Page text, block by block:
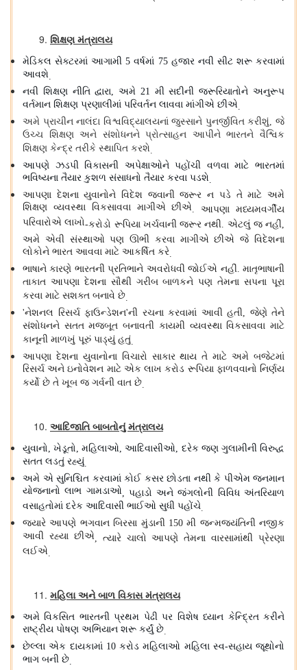
શિક્ષણ મંત્રાલય
મેડિકલ સેક્ટરમાં આગામી5વર્ષમાં 75 હજાર નવી સીટ શરૂ કરવામાં
આવશે.
નવી શિક્ષણ નીતિ દ્વારા,અમે 21 મી સદીની જરૂરિયાતોને અનુરૂપ
વર્તમાન શિક્ષણ પ્રણાલીમાં પરિવર્તન લાવવા માંગીએ છીએ.
અમે પ્રાચીન નાલંદા વિશ્વવિદ્યાલયનાં જુસ્સાને પુનર્જીવિત કરીશું,જે
ઉચ્ચ શિક્ષણ અને સંશોધનને પ્રોત્સાહન આપીને ભારતને વૈશ્વિક
શિક્ષણ કેન્દ્ર તરીકે સ્થાપિત કરશે.
આપણે ઝડપી વિકાસની અપેક્ષાઓને પહોંચી વળવા માટે ભારતમાં
ભવિષ્યના તૈયાર કુશળ સંસાધનો તૈયાર કરવા પડશે.
આપણા દેશના યુવાનોને વિદેશ જવાની જરૂર ન પડે તે માટે અમે
શિક્ષણ વ્યવસ્થા વિકસાવવા માગીએ છીએ.આપણા મધ્યમવર્ગીય
પરિવારોએ લાખો-કરોડો રૂપિયા ખર્ચવાની જરૂર નથી. એટલું જ નહીં,
અમે એવી સંસ્થાઓ પણ ઊભી કરવા માગીએ છીએ જે વિદેશના
લોકોને ભારત આવવા માટે આકર્ષિત કરે.
ભાષાને કારણે ભારતની પ્રતિભાને અવરોધવી જોઈએ નહીં.માતૃભાષાની
તાકાત આપણા દેશના સૌથી ગરીબ બાળકને પણ તેમના સપના પૂરા
કરવા માટે સશક્ત બનાવે છે.
'નેશનલ રિસર્ચ ફાઉન્ડેશન'ની રચના કરવામાં આવી હતી, જેણે તેને
સંશોધનને સતત મજબૂત બનાવતી કાયમી વ્યવસ્થા વિકસાવવા માટે
કાનૂની માળખું પૂરું પાડ્યું હતું.
આપણા દેશના યુવાનોના વિચારો સાકાર થાય તે માટે અમે બજેટમાં
રિસર્ચ અને ઇનોવેશન માટે એક લાખ કરોડ રૂપિયા ફાળવવાનો નિર્ણય
કર્યો છે તે ખૂબ જ ગર્વની વાત છે.
આદિજાતિ બાબતોનું મંત્રાલય
યુવાનો,ખેડૂતો,મહિલાઓ,આદિવાસીઓ, દરેક જણ ગુલામીની વિરુદ્ધ
સતત લડતું રહ્યું.
અમે એ સુનિશ્ચિત કરવામાં કોઈ કસર છોડતા નથી કે પીએમ જનમાન
યોજનાનો લાભ ગામડાઓ, પહાડો અને જંગલોની વિવિધ અંતરિયાળ
વસાહતોમાં દરેક આદિવાસી ભાઈઓ સુધી પહોંચે.
જ્યારે આપણે ભગવાન બિરસા મુંડાની 150મી જન્મજયંતિની નજીક
આવી રહ્યા છીએ, ત્યારે ચાલો આપણે તેમના વારસામાંથી પ્રેરણા
લઈએ.
મહિલા અને બાળ વિકાસ મંત્રાલય
અમે વિકસિત ભારતની પ્રથમ પેઢી પર વિશેષ ધ્યાન કેન્દ્રિત કરીને
રાષ્ટ્રીય પોષણ અભિયાન શરૂ કર્યું છે.
છેલ્લા એક દાયકામાં 10 કરોડ મહિલાઓ મહિલા સ્વ-સહાય જૂથોનો
ભાગ બની છે.